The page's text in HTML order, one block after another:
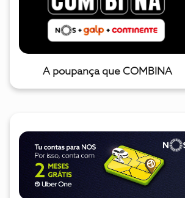
A poupança que COMBINA